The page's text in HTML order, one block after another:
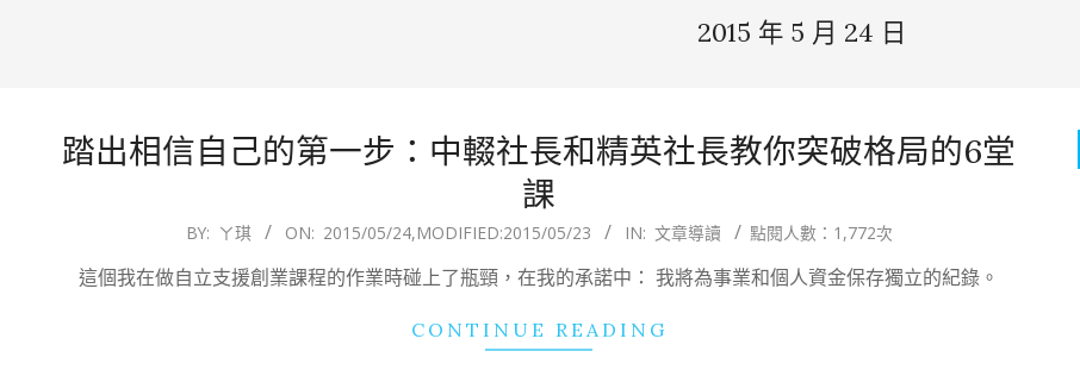
2015 年 5 月 24 日
踏出相信自己的第一步：中輟社長和精英社長教你突破格局的6堂
課
BY: ㄚ琪 ON: 2015/05/24,MODIFIED:2015/05/23 IN: 文章導讀 點閱人數：1,772次
這個我在做自立支援創業課程的作業時碰上了瓶頸，在我的承諾中： 我將為事業和個人資金保存獨立的紀錄。
CONTINUE READING